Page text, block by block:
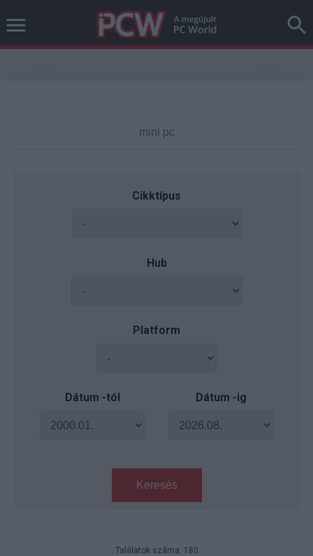
Cikktípus
Hub
Platform
Dátum -tól Dátum -ig
Keresés
Találatok száma: 180